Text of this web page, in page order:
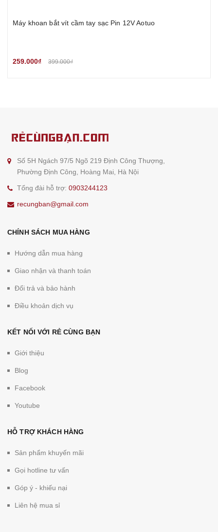
Máy khoan bắt vít cầm tay sạc Pin 12V Aotuo
259.000₫ 399.000₫
Số 5H Ngách 97/5 Ngõ 219 Định Công Thượng,
Phường Định Công, Hoàng Mai, Hà Nội
Tổng đài hỗ trợ: 0903244123
recungban@gmail.com
CHÍNH SÁCH MUA HÀNG
Hướng dẫn mua hàng
Giao nhận và thanh toán
Đổi trả và bảo hành
Điều khoản dịch vụ
KẾT NỐI VỚI RẺ CÙNG BẠN
Giới thiệu
Blog
Facebook
Youtube
HỖ TRỢ KHÁCH HÀNG
Sản phẩm khuyến mãi
Gọi hotline tư vấn
Góp ý - khiếu nại
Liên hệ mua sỉ